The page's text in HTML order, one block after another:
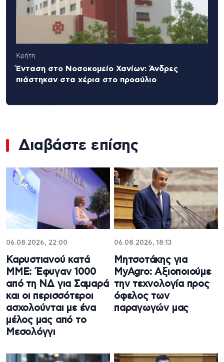
Κρήτη
Ένταση στο Νοσοκομείο Χανίων: Άνδρες
πιάστηκαν στα χέρια στο προαύλιο
Διαβάστε επίσης
06.08.2026, 22:00
Καρυστιανού κατά
ΜΜΕ: Έφυγαν 1000
από τη ΝΔ για Σαμαρά
και οι περισσότεροι
ασχολούνται με ένα
μέλος μας από το
Μεσολόγγι
06.08.2026, 18:13
Μητσοτάκης για
MyAgro: Αξιοποιούμε
την τεχνολογία προς
όφελος των
παραγωγών μας